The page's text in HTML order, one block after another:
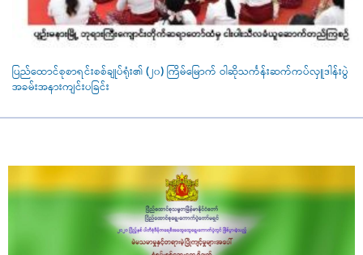
ပြည်ထောင်စုစာရင်းစစ်ချုပ်ရုံး၏ (၂၀) ကြိမ်မြောက် ဝါဆိုသင်္ကန်းဆက်ကပ်လှူဒါန်းပွဲ
အခမ်းအနားကျင်းပခြင်း